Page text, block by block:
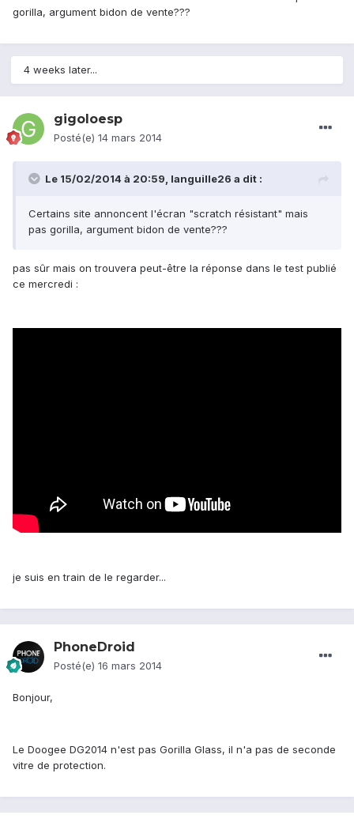
gorilla, argument bidon de vente???
4 weeks later...
gigoloesp
Posté(e) 14 mars 2014
Le 15/02/2014 à 20:59, languille26 a dit :
Certains site annoncent l'écran "scratch résistant" mais
pas gorilla, argument bidon de vente???
pas sûr mais on trouvera peut-être la réponse dans le test publié
ce mercredi :
je suis en train de le regarder...
PhoneDroid
Posté(e) 16 mars 2014
Bonjour,
Le Doogee DG2014 n'est pas Gorilla Glass, il n'a pas de seconde
vitre de protection.